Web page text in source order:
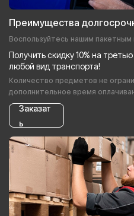
Преимущества
Воспользуйтесь нашим
Получить скидку 10% на
любой вид транспорта!
Количество предметов не
дополнительное время
Заказат
ь